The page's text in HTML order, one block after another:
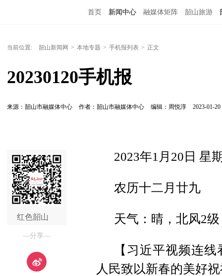
首页 新闻中心 融媒体矩阵 韶山旅游
当前位置: 韶山新闻网 > 本地专题 > 手机报列表 > 正文
20230120手机报
来源：韶山市融媒体中心 作者：韶山市融媒体中心 编辑：周悦淳 2023-01-20
红色韶山
—分享—
2023年1月20日 星
农历十二月廿九
天气：晴，北风2
【习近平视频连
人民致以新春的美好